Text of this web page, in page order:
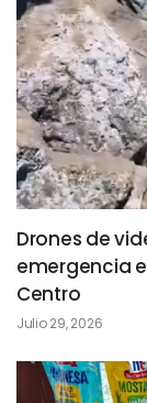
Drones de
emergencia
Centro
Julio 29, 2026